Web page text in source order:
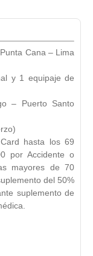
Cana – Lima
y 1 equipaje de
– Puerto Santo
hasta los 69
por Accidente o
mayores de 70
del 50%
suplemento de